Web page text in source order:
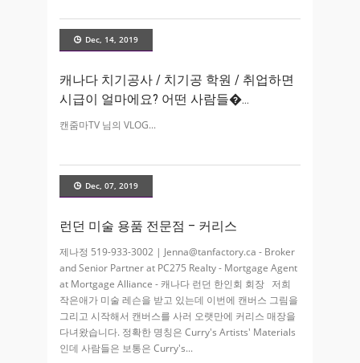
Dec, 14, 2019
캐나다 치기공사 / 치기공 학원 / 취업하면
시급이 얼마에요? 어떤 사람들�
캔줌마TV 님의 VLOG
Dec, 07, 2019
런던 미술 용품 전문점 – 커리스
제나정 519-933-3002 | Jenna@tanfactory.ca - Broker
and Senior Partner at PC275 Realty - Mortgage Agent
at Mortgage Alliance - 캐나다 런던 한인회 회장 저희
작은애가 미술 레슨을 받고 있는데 이번에 캔버스 그림을
그리고 시작해서 캔버스를 사러 오랫만에 커리스 매장을
다녀왔습니다. 정확한 명칭은 Curry's Artists' Materials
인데 사람들은 보통은 Curry's